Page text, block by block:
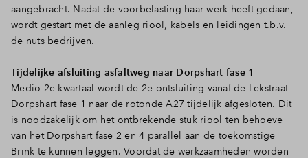
aangebracht. Nadat de voorbelasting haar werk heeft gedaan,
wordt gestart met de aanleg riool, kabels en leidingen t.b.v.
de nuts bedrijven.
Tijdelijke afsluiting asfaltweg naar Dorpshart fase 1
Medio 2e kwartaal wordt de 2e ontsluiting vanaf de Lekstraat
Dorpshart fase 1 naar de rotonde A27 tijdelijk afgesloten. Dit
is noodzakelijk om het ontbrekende stuk riool ten behoeve
van het Dorpshart fase 2 en 4 parallel aan de toekomstige
Brink te kunnen leggen. Voordat de werkzaamheden worden